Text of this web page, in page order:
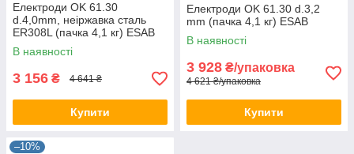
Електроди OK 61.30
d.4,0mm, неіржавка сталь
ER308L (пачка 4,1 кг) ESAB
В наявності
3 156 ₴ 4 641 ₴
Купити
Електроди OK 61.30 d.3,2
mm (пачка 4,1 кг) ESAB
В наявності
3 928 ₴/упаковка
4 621 ₴/упаковка
Купити
–10%